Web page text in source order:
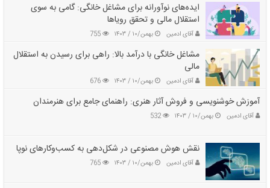
ایده‌های نوآورانه برای مشاغل خانگی: گامی به سوی
استقلال مالی و تحقق رویاها
آقای ادمین بهمن/۱۰ / ۱۴۰۳ 755
مشاغل خانگی با درآمد بالا: راهی برای رسیدن به استقلال
مالی
آقای ادمین بهمن/۱۰ / ۱۴۰۳ 676
آموزش خوشنویسی و فروش آثار هنری: راهنمای جامع برای هنرمندان
آقای ادمین بهمن/۱۰ / ۱۴۰۳ 532
نقش هوش مصنوعی در شکل‌دهی به کسب‌وکارهای نوپا
آقای ادمین بهمن/۱۰ / ۱۴۰۳ 765